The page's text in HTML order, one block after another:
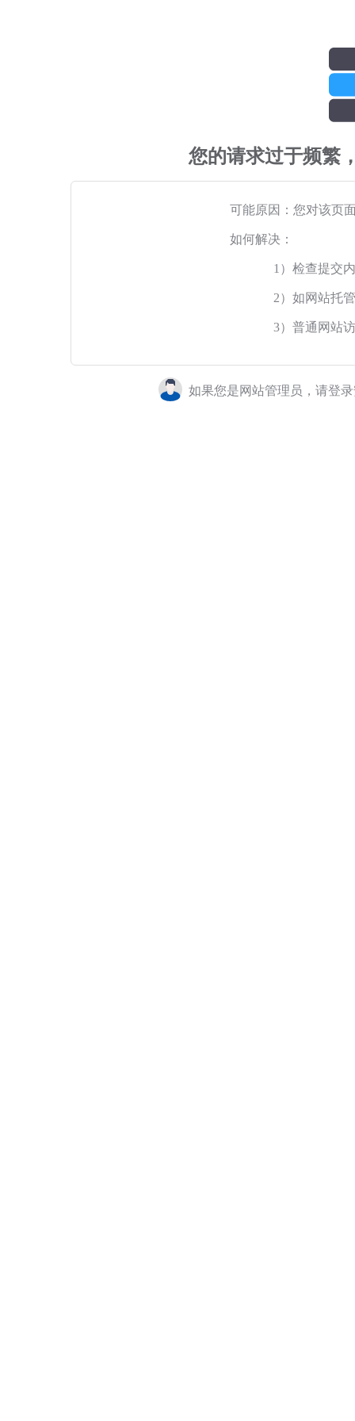
您的请求过于频繁
可能原因：您对该页
如何解决：
1）检查提交
2）如网站托
3）普通网站
如果您是网站管理员，请登